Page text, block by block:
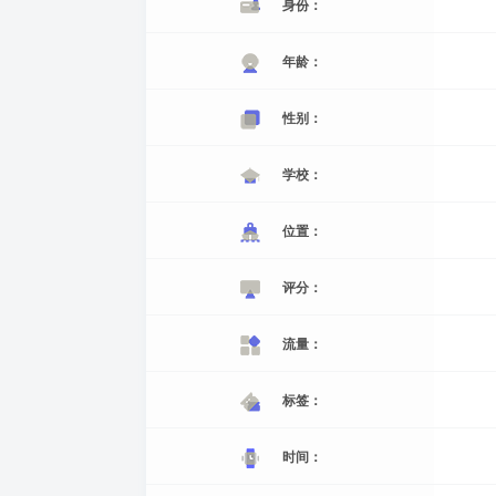
身份：
年龄：
性别：
学校：
位置：
评分：
流量：
标签：
时间：